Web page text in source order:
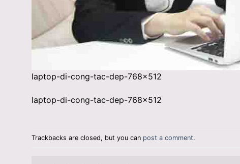
laptop-di-cong-tac-dep-768×512
laptop-di-cong-tac-dep-768×512
Trackbacks are closed, but you can post a comment.